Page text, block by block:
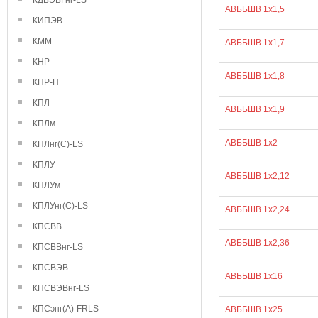
КИПЭВ
КММ
КНР
КНР-П
КПЛ
КПЛм
КПЛнг(С)-LS
КПЛУ
КПЛУм
КПЛУнг(С)-LS
КПСВВ
КПСВВнг-LS
КПСВЭВ
КПСВЭВнг-LS
КПСэнг(А)-FRLS
АВББШВ 1х1,5
АВББШВ 1х1,7
АВББШВ 1х1,8
АВББШВ 1х1,9
АВББШВ 1х2
АВББШВ 1х2,12
АВББШВ 1х2,24
АВББШВ 1х2,36
АВББШВ 1х16
АВББШВ 1х25